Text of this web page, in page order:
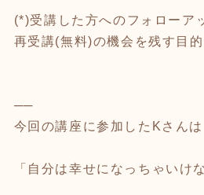
(*)受講した方へのフォローア
再受講(無料)の機会を残す目
──
今回の講座に参加したKさんは
「自分は幸せになっちゃいけ